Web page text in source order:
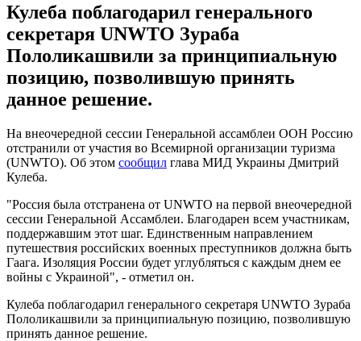
Кулеба поблагодарил генерального
секретаря UNWTO Зураба
Пололикашвили за принципиальную
позицию, позволившую принять
данное решение.
На внеочередной сессии Генеральной ассамблеи ООН Россию
отстранили от участия во Всемирной организации туризма
(UNWTO). Об этом сообщил глава МИД Украины Дмитрий
Кулеба.
"Россия была отстранена от UNWTO на первой внеочередной
сессии Генеральной Ассамблеи. Благодарен всем участникам,
поддержавшим этот шаг. Единственным направлением
путешествия российских военных преступников должна быть
Гаага. Изоляция России будет углубляться с каждым днем ее
войны с Украиной", - отметил он.
Кулеба поблагодарил генерального секретаря UNWTO Зураба
Пололикашвили за принципиальную позицию, позволившую
принять данное решение.